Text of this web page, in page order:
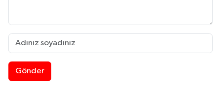
Gönder